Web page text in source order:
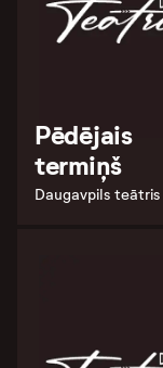
Pēdējais
termiņš
Daugavpils teātris